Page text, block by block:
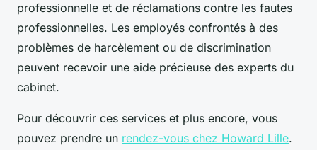
professionnelle et de réclamations contre les fautes
professionnelles. Les employés confrontés à des
problèmes de harcèlement ou de discrimination
peuvent recevoir une aide précieuse des experts du
cabinet.
Pour découvrir ces services et plus encore, vous
pouvez prendre un rendez-vous chez Howard Lille.